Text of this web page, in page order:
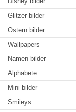
Glitzer bilder
Ostern bilder
Wallpapers
Namen bilder
Alphabete
Mini bilder
Smileys